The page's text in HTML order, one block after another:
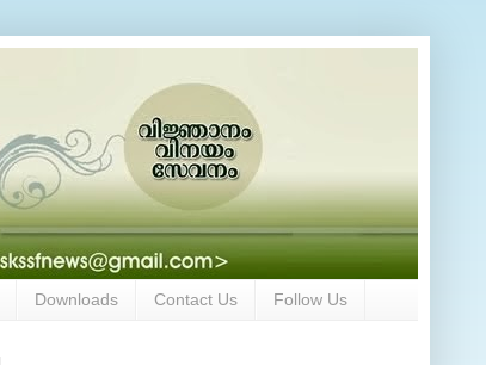
Downloads Contact Us Follow Us